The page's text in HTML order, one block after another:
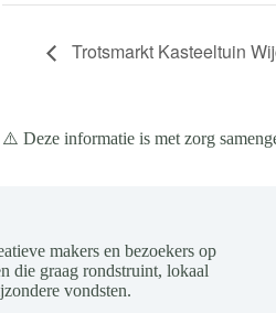
Trotsmarkt Kasteeltuin
⚠️ Deze informatie is met zorg
makers en bezoekers op
die graag rondstruint, lokaal
vondsten.